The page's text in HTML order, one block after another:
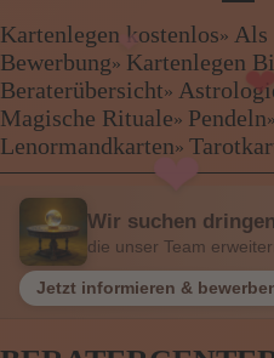
❤
❤
❤ ❤
Kartenlegen
Als Berater/in
Kartenlegen Billig
Kartenlegen günstig
Beraterübersicht
Astrologie
Hellsehen
Wahrsagen
Magische Rituale
Pendeln
Kartenlegen kostenlos» Als
Bewerbung» Kartenlegen
Beraterübersicht»
Magische Rituale» Pendeln»
Lenormandkarten»
Wir suchen
die unser Team
Jetzt informieren &